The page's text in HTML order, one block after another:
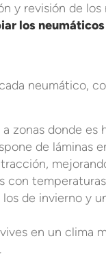
y revisión de
los
neumático,
a zonas donde
de láminas
con
de invierno y
en un clima